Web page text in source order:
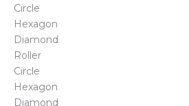
Circle
Hexagon
Diamond
Roller
Circle
Hexagon
Diamond